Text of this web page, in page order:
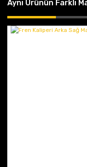
Aynı Ürünün Farklı